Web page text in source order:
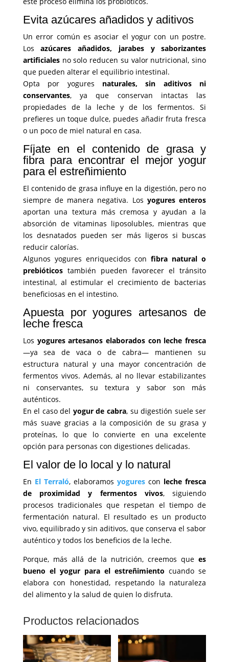
Evita azúcares añadidos y aditivos
Un error común es asociar el yogur con un postre.
Losazúcares añadidos, jarabes y saborizantes
artificialesno solo reducen su valor nutricional, sino
que pueden alterar el equilibrio intestinal.
Opta por yogures naturales, sin aditivos ni
conservantes, ya que conservan intactas las
propiedades de la leche y de los fermentos. Si
prefieres un toque dulce, puedes añadir fruta fresca
o un poco de miel natural en casa.
Fíjate en el contenido de grasa y
fibra para encontrar el mejor yogur
para el estreñimiento
El contenido de grasa influye en la digestión, pero no
siempre de manera negativa. Los yogures enteros
aportan una textura más cremosa y ayudan a la
absorción de vitaminas liposolubles, mientras que
los desnatados pueden ser más ligeros si buscas
reducir calorías.
Algunos yogures enriquecidos confibra natural o
prebióticostambién pueden favorecer el tránsito
intestinal, al estimular el crecimiento de bacterias
beneficiosas en el intestino.
Apuesta por yogures artesanos de
leche fresca
Los yogures artesanos elaborados con leche fresca
—ya sea de vaca o de cabra— mantienen su
estructura natural y una mayor concentración de
fermentos vivos. Además, al no llevar estabilizantes
ni conservantes, su textura y sabor son más
auténticos.
En el caso del yogur de cabra, su digestión suele ser
más suave gracias a la composición de su grasa y
proteínas, lo que lo convierte en una excelente
opción para personas con digestiones delicadas.
El valor de lo local y lo natural
En El Terraló, elaboramosyogures con leche fresca
de proximidad y fermentos vivos, siguiendo
procesos tradicionales que respetan el tiempo de
fermentación natural. El resultado es un producto
vivo, equilibrado y sin aditivos, que conserva el sabor
auténtico y todos los beneficios de la leche.
Porque, más allá de la nutrición, creemos quees
bueno el yogur para el estreñimientocuando se
elabora con honestidad, respetando la naturaleza
del alimento y la salud de quien lo disfruta.
Productos relacionados